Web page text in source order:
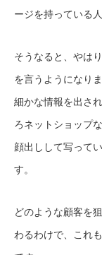
ージを持っている
そうなると、やは
を言うようになりま
細かな情報を出さ
ろネットショップ
顔出しして写って
す。
どのような顧客を
わるわけで、これ